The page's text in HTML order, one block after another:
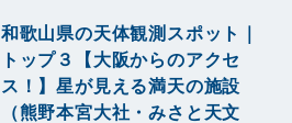
和歌山県の天体観測スポット｜
トップ３【大阪からのアクセ
ス！】星が見える満天の施設
（熊野本宮大社・みさと天文